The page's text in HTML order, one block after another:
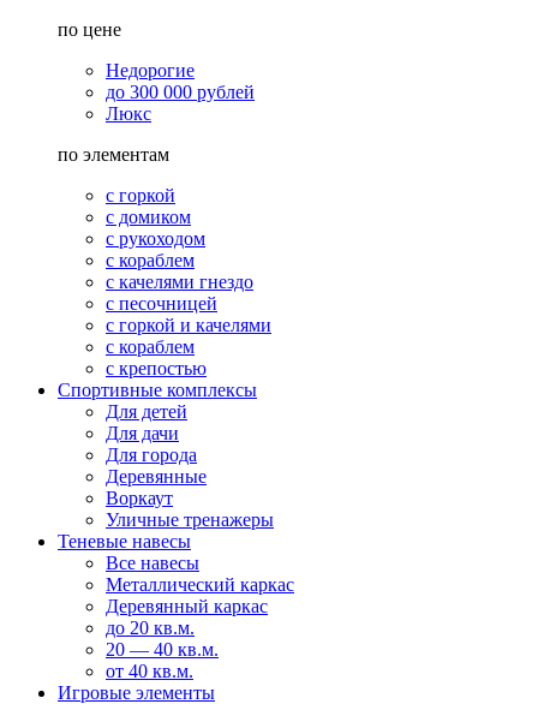
по цене
Недорогие
до 300 000 рублей
Люкс
по элементам
с горкой
с домиком
с рукоходом
с кораблем
с качелями гнездо
с песочницей
с горкой и качелями
с кораблем
с крепостью
Спортивные комплексы
Для детей
Для дачи
Для города
Деревянные
Воркаут
Уличные тренажеры
Теневые навесы
Все навесы
Металлический каркас
Деревянный каркас
до 20 кв.м.
20 — 40 кв.м.
от 40 кв.м.
Игровые элементы